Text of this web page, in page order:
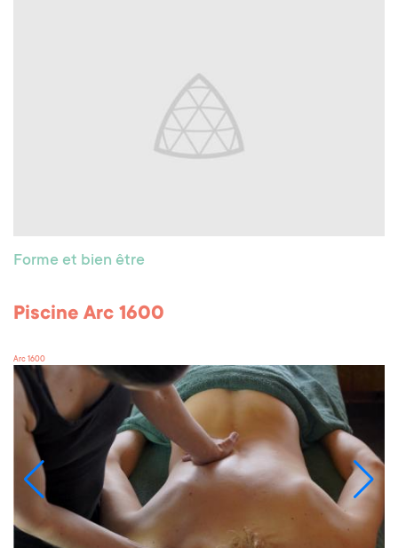
Forme et bien être
Piscine Arc 1600
Arc 1600